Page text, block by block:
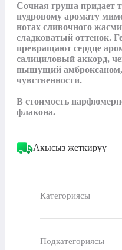
Сочная груша придает
пудровому аромату
нотах сливочного
сладковатый оттенок.
превращают сердце
салициловый аккорд,
пышущий амброксаном,
чувственности.
В стоимость
флакона.
Акысыз жеткирүү
Категориясы
Подкатегориясы